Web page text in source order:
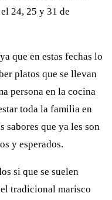
24, 25 y 31 de
que en estas fechas lo
platos que se llevan
persona en la cocina
toda la familia en
sabores que ya les son
y esperados.
si que se suelen
tradicional marisco